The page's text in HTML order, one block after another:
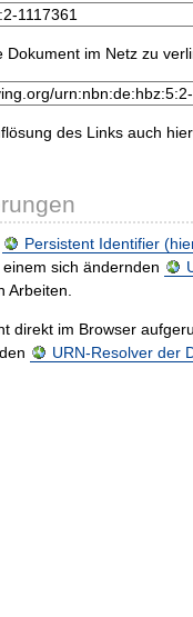
Dokument im Netz zu
des Links auch
Persistent Identifier
sich ändernden
Arbeiten.
direkt im Browser
URN-Resolver der